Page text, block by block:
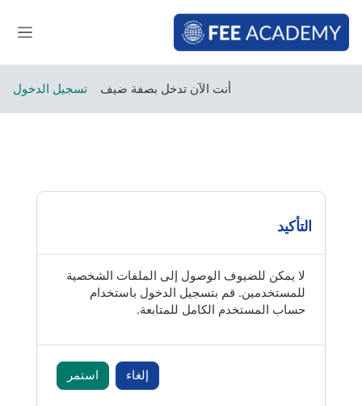
أنت الآن تدخل بصفة ضيف تسجيل الدخول
التأكيد
لا يمكن للضيوف الوصول إلى الملفات الشخصية
للمستخدمين. قم بتسجيل الدخول باستخدام
حساب المستخدم الكامل للمتابعة.
إلغاء استمر